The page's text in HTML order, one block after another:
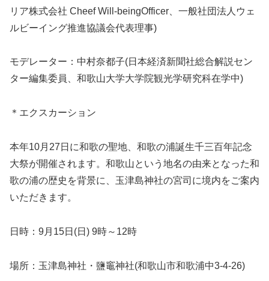
リア株式会社 Cheef Will-beingOfficer、一般社団法人ウェ
ルビーイング推進協議会代表理事)
モデレーター：中村奈都子(日本経済新聞社総合解説セン
ター編集委員、和歌山大学大学院観光学研究科在学中)
＊エクスカーション
本年10月27日に和歌の聖地、和歌の浦誕生千三百年記念
大祭が開催されます。和歌山という地名の由来となった和
歌の浦の歴史を背景に、玉津島神社の宮司に境内をご案内
いただきます。
日時：9月15日(日) 9時～12時
場所：玉津島神社・鹽竈神社(和歌山市和歌浦中3-4-26)